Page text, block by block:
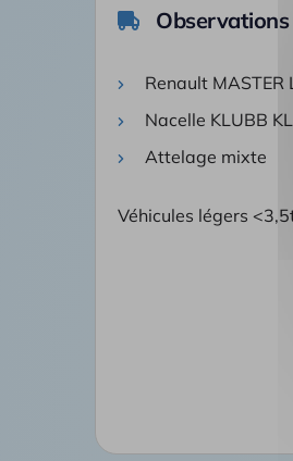
Observations
Renault MASTER
Nacelle KLUBB
Attelage mixte
Véhicules légers